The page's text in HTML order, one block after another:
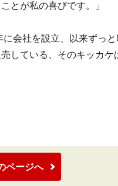
とが私の喜びです。」
会社を設立、以来ずっ
している、そのキッカケ
ページへ